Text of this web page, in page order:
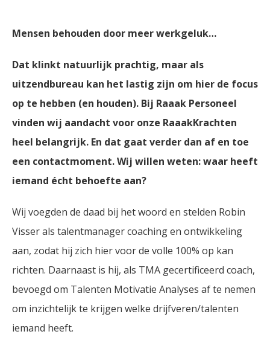
Mensen behouden door meer werkgeluk…
Dat klinkt natuurlijk prachtig, maar als
uitzendbureau kan het lastig zijn om hier de focus
op te hebben (en houden). Bij Raaak Personeel
vinden wij aandacht voor onze RaaakKrachten
heel belangrijk. En dat gaat verder dan af en toe
een contactmoment. Wij willen weten: waar heeft
iemand écht behoefte aan?
Wij voegden de daad bij het woord en stelden Robin
Visser als talentmanager coaching en ontwikkeling
aan, zodat hij zich hier voor de volle 100% op kan
richten. Daarnaast is hij, als TMA gecertificeerd coach,
bevoegd om Talenten Motivatie Analyses af te nemen
om inzichtelijk te krijgen welke drijfveren/talenten
iemand heeft.